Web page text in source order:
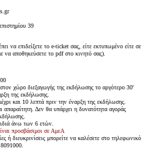
39
να επιδείξετε το e-ticket σας, είτε εκτυπωμένο είτε σε
να αποθηκεύσετε το pdf στο κινητό σας).
χώρο διεξαγωγής της εκδήλωσης το αργότερο 30'
της εκδήλωσης.
και 10 λεπτά πριν την έναρξη της εκδήλωσης.
απαραίτητη. Δεν θα υπάρχει η δυνατότητα αγοράς
άνω των 6 ετών.
προσβάσιμοι σε ΑμεΑ
ή διευκρινίσεις μπορείτε να καλέσετε στο τηλεφωνικό